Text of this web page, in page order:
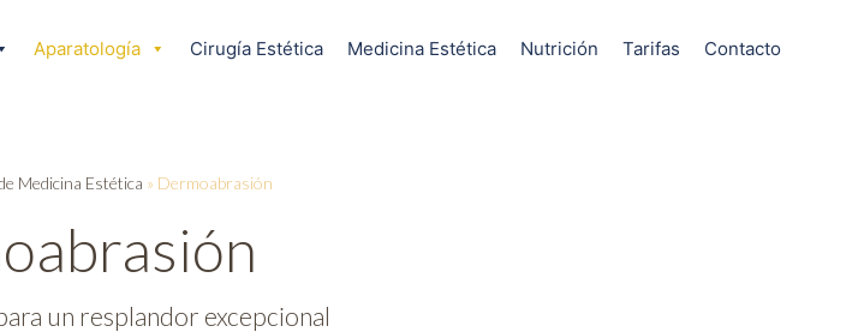
Aparatología Cirugía Estética Medicina Estética Nutrición Tarifas Contacto
Medicina Estética » Dermoabrasión
un resplandor excepcional